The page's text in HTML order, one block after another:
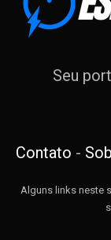
Seu
Contato -
Alguns links neste